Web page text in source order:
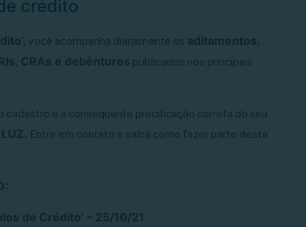
crédito
você acompanha diariamente os aditamentos,
CRAs e debêntures publicados nos principais
cadastro e a consequente precificação correta do seu
Entre em contato e saiba como fazer parte desta
de Crédito’ – 25/10/21